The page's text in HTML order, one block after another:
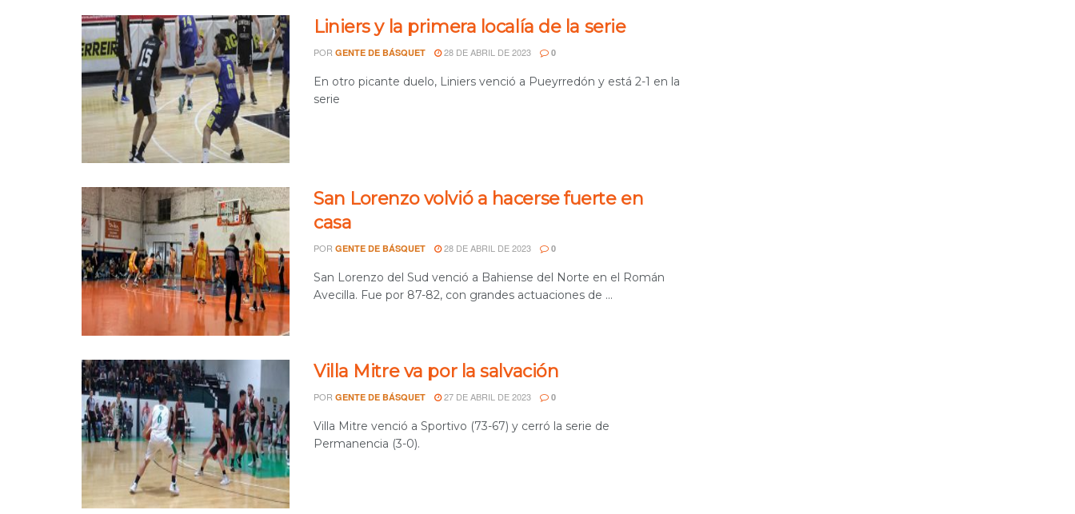
Liniers y la primera localía de la serie
POR GENTE DE BÁSQUET 28 DE ABRIL DE 2023 0
En otro picante duelo, Liniers venció a Pueyrredón y está 2-1 en la
serie
San Lorenzo volvió a hacerse fuerte en
casa
POR GENTE DE BÁSQUET 28 DE ABRIL DE 2023 0
San Lorenzo del Sud venció a Bahiense del Norte en el Román
Avecilla. Fue por 87-82, con grandes actuaciones de ...
Villa Mitre va por la salvación
POR GENTE DE BÁSQUET 27 DE ABRIL DE 2023 0
Villa Mitre venció a Sportivo (73-67) y cerró la serie de
Permanencia (3-0).